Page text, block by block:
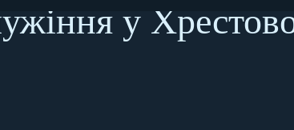
у